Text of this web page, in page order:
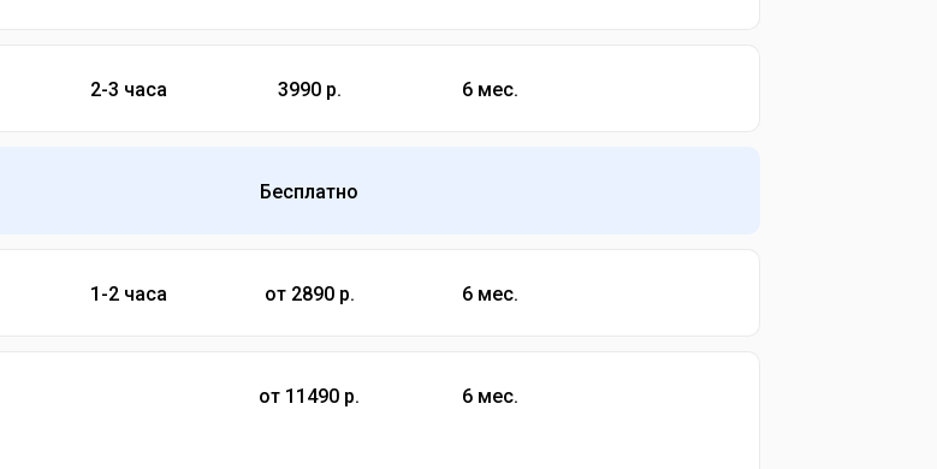
2-3 часа 3990 р. 6 мес.
Бесплатно
1-2 часа от 2890 р. 6 мес.
от 11490 р. 6 мес.